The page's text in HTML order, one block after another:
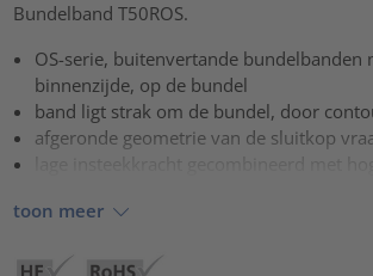
Bundelband T50ROS.
OS-serie, buitenvertande bundelbanden
binnenzijde, op de bundel
band ligt strak om de bundel, door
afgeronde geometrie van de sluitkop
toon meer